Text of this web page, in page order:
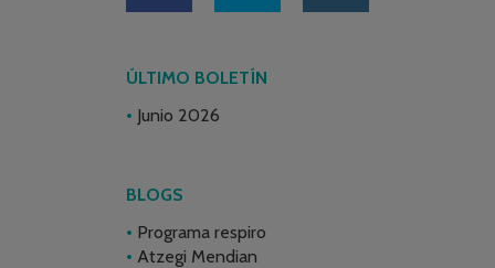
ÚLTIMO BOLETÍN
Junio 2026
BLOGS
Programa respiro
Atzegi Mendian